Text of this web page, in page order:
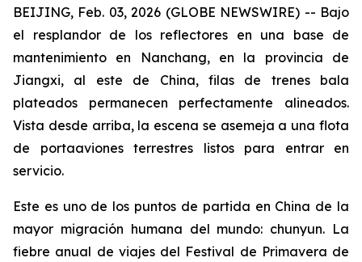
BEIJING, Feb. 03, 2026 (GLOBE NEWSWIRE) -- Bajo
el resplandor de los reflectores en una base de
mantenimiento en Nanchang, en la provincia de
Jiangxi, al este de China, filas de trenes bala
plateados permanecen perfectamente alineados.
Vista desde arriba, la escena se asemeja a una flota
de portaaviones terrestres listos para entrar en
servicio.
Este es uno de los puntos de partida en China de la
mayor migración humana del mundo: chunyun. La
fiebre anual de viajes del Festival de Primavera de